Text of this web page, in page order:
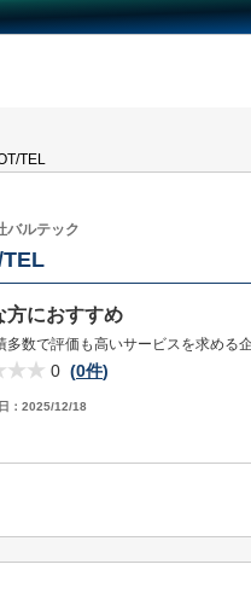
TEL
バルテック
TEL
方におすすめ
多数で評価も高いサービスを求める
0 (0件)
： 2025/12/18